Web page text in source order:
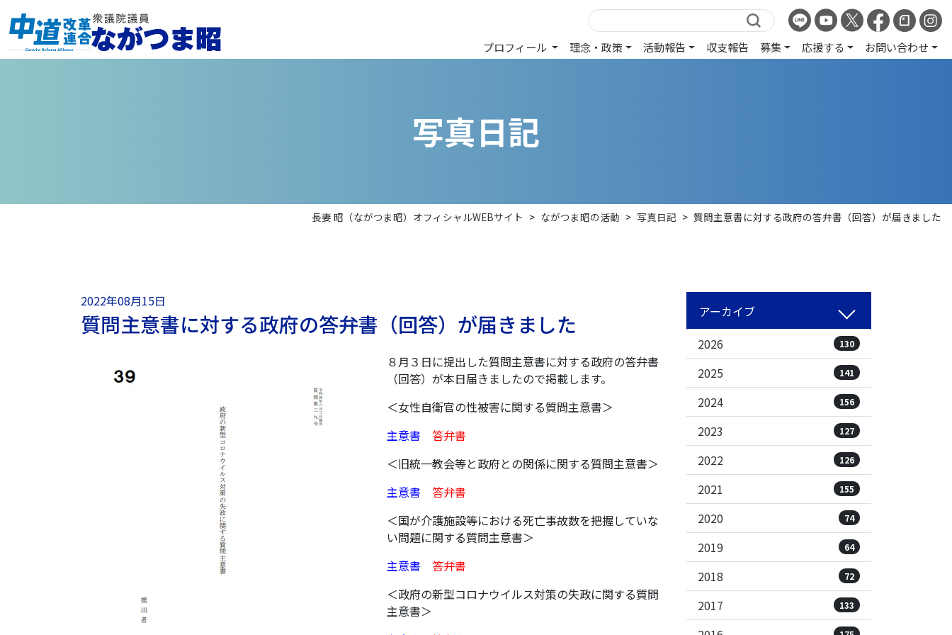
プロフィール 理念・政策 活動報告 収支報告 募集 応援する お問い合わせ
写真日記
長妻 昭（ながつま昭）オフィシャルWEBサイト > ながつま昭の活動 > 写真日記 > 質問主意書に対する政府の答弁書（回答）が届きました
2022年08月15日
質問主意書に対する政府の答弁書（回答）が届きました
８月３日に提出した質問主意書に対する政府の答弁書
（回答）が本日届きましたので掲載します。
＜女性自衛官の性被害に関する質問主意書＞
主意書
答弁書
＜旧統一教会等と政府との関係に関する質問主意書＞
主意書
答弁書
＜国が介護施設等における死亡事故数を把握していな
い問題に関する質問主意書＞
主意書
答弁書
＜政府の新型コロナウイルス対策の失政に関する質問
主意書＞
アーカイブ
2026
130
2025 141
2024 156
2023 127
2022 126
2021 155
2020 74
2019 64
2018 72
2017 133